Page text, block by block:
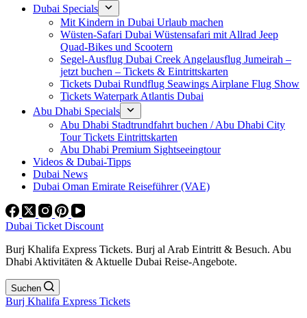
Dubai Specials
Mit Kindern in Dubai Urlaub machen
Wüsten-Safari Dubai Wüstensafari mit Allrad Jeep
Quad-Bikes und Scootern
Segel-Ausflug Dubai Creek Angelausflug Jumeirah –
jetzt buchen – Tickets & Eintrittskarten
Tickets Dubai Rundflug Seawings Airplane Flug Show
Tickets Waterpark Atlantis Dubai
Abu Dhabi Specials
Abu Dhabi Stadtrundfahrt buchen / Abu Dhabi City
Tour Tickets Eintrittskarten
Abu Dhabi Premium Sightseeingtour
Videos & Dubai-Tipps
Dubai News
Dubai Oman Emirate Reiseführer (VAE)
Dubai Ticket Discount
Burj Khalifa Express Tickets. Burj al Arab Eintritt & Besuch. Abu
Dhabi Aktivitäten & Aktuelle Dubai Reise-Angebote.
Suchen
Burj Khalifa Express Tickets